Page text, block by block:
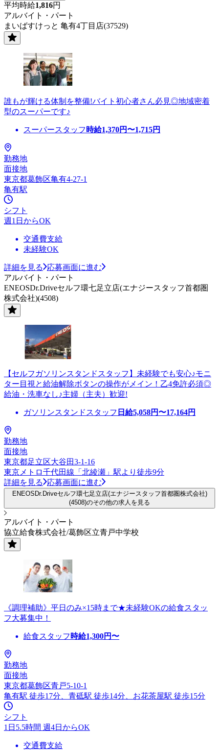
平均時給1,816円
アルバイト・パート
まいばすけっと 亀有4丁目店(37529)
誰もが輝ける体制を整備!バイト初心者さん必見◎地域密着
型のスーパーです♪
スーパースタッフ 時給1,370円〜1,715円
勤務地
面接地
東京都葛飾区亀有4-27-1
亀有駅
シフト
週1日からOK
交通費支給
未経験OK
詳細を見る
応募画面に進む
アルバイト・パート
ENEOSDr.Driveセルフ環七足立店(エナジースタッフ首都圏
株式会社)(4508)
【セルフガソリンスタンドスタッフ】未経験でも安心♪モニ
ター目視と給油解除ボタンの操作がメイン！乙4免許必須◎
給油・洗車なし♪主婦（主夫）歓迎!
ガソリンスタンドスタッフ 日給5,058円〜17,164円
勤務地
面接地
東京都足立区大谷田3-1-16
東京メトロ千代田線「北綾瀬」駅より徒歩9分
詳細を見る
応募画面に進む
ENEOSDr.Driveセルフ環七足立店(エナジースタッフ首都圏株式会社)
(4508)のその他の求人を見る
アルバイト・パート
協立給食株式会社/葛飾区立青戸中学校
《調理補助》平日のみ×15時まで★未経験OKの給食スタッ
フ大募集中！
給食スタッフ 時給1,300円〜
勤務地
面接地
東京都葛飾区青戸5-10-1
亀有駅 徒歩17分、青砥駅 徒歩14分、お花茶屋駅 徒歩15分
シフト
1日5.5時間 週4日からOK
交通費支給